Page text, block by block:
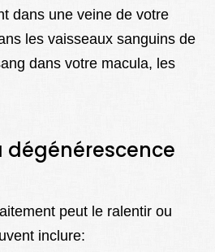
dans une veine de votre
les vaisseaux sanguins de
dans votre macula, les
peut le ralentir ou
inclure: